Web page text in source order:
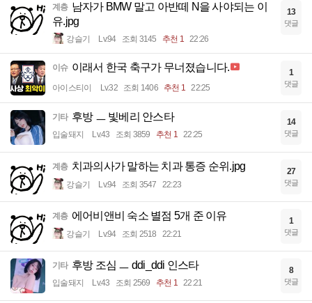
계층 남자가 BMW 말고 아반떼 N을 사야되는 이
유.jpg
강슬기 Lv.94 조회 3145 추천 1 22:26
13
댓글
이슈 이래서 한국 축구가 무너졌습니다.
아이스티이 Lv.32 조회 1406 추천 1 22:25
1
댓글
기타 후방 ㅡ 빛베리 안스타
입술돼지 Lv.43 조회 3859 추천 1 22:25
14
댓글
계층 치과의사가 말하는 치과 통증 순위.jpg
강슬기 Lv.94 조회 3547 22:23
27
댓글
계층 에어비앤비 숙소 별점 5개 준 이유
강슬기 Lv.94 조회 2518 22:21
1
댓글
기타 후방 조심 ㅡ ddi_ddi 인스타
입술돼지 Lv.43 조회 2569 추천 1 22:21
8
댓글